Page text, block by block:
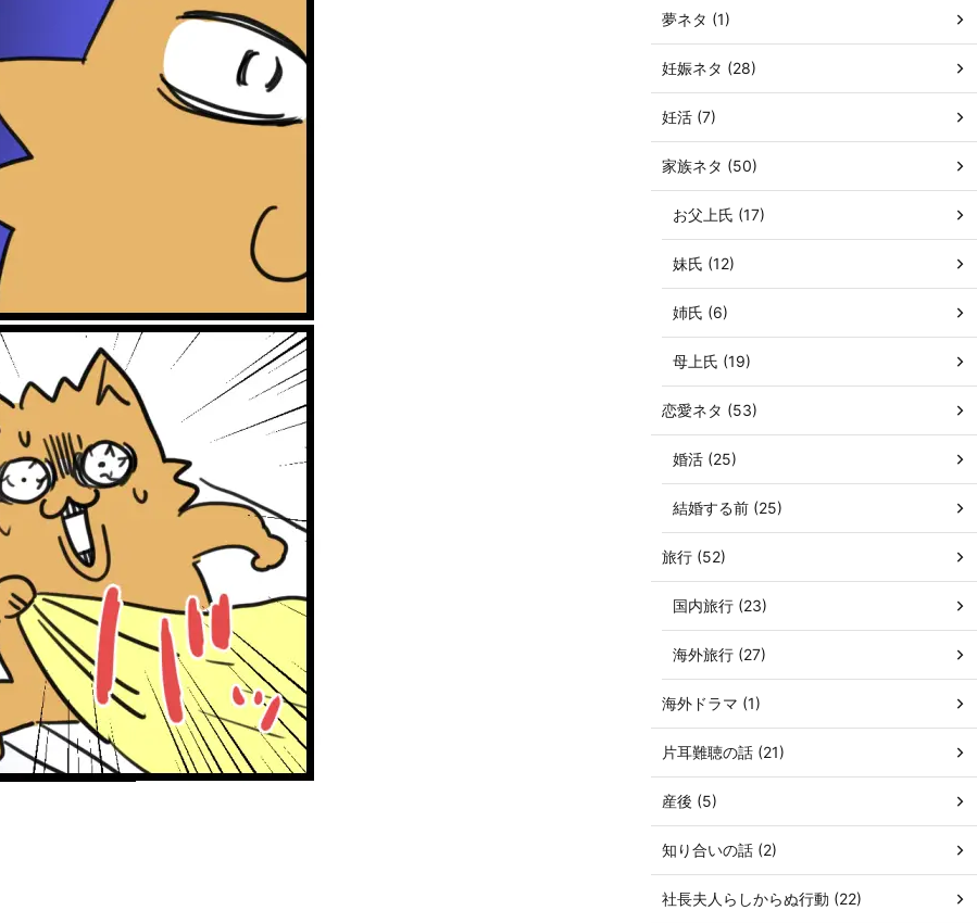
夢ネタ (1)
妊娠ネタ (28)
妊活 (7)
家族ネタ (50)
お父上氏 (17)
妹氏 (12)
姉氏 (6)
母上氏 (19)
恋愛ネタ (53)
婚活 (25)
結婚する前 (25)
旅行 (52)
国内旅行 (23)
海外旅行 (27)
海外ドラマ (1)
片耳難聴の話 (21)
産後 (5)
知り合いの話 (2)
社長夫人らしからぬ行動 (22)